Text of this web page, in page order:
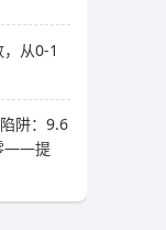
从0-1
阱：9.6
——提